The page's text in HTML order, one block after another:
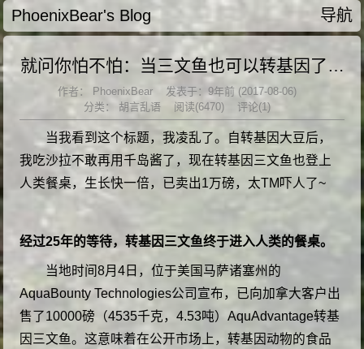
PhoenixBear's Blog 导航
就问你怕不怕：当三文鱼也可以转基因了…
作者： PhoenixBear
发表于：9年前 (2017-08-06)
分类：
胡言乱语 阅读(6470) 评论(1)
当我看到这个标题，我凌乱了。自转基因大豆后，
我吃沙拉不敢再用千岛酱了，现在转基因三文鱼也登上
人类餐桌，生长快一倍，已卖出1万磅，太TM吓人了~
经过25年的等待，转基因三文鱼终于进入人类的餐桌。
当地时间8月4日，位于美国马萨诸塞州的
AquaBounty Technologies公司宣布，已向加拿大客户出
售了10000磅（4535千克，4.53吨）AquAdvantage转基
因三文鱼。这意味着在公开市场上，转基因动物的食品